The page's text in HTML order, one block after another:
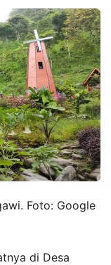
Foto: Google
di Desa